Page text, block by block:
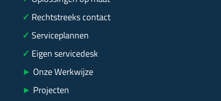
✓ Rechtstreeks contact
✓ Serviceplannen
✓ Eigen servicedesk
► Onze Werkwijze
► Projecten